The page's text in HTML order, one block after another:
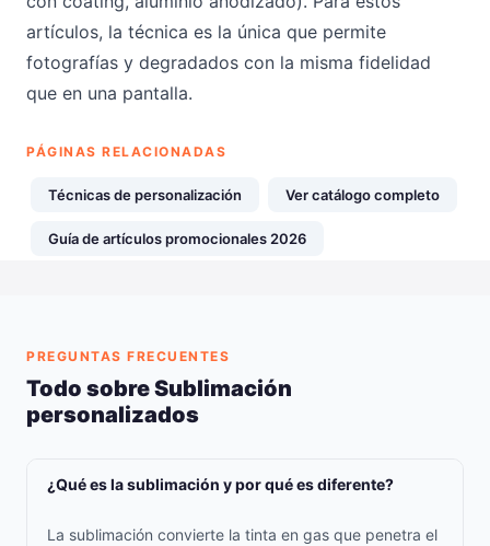
artículos, la técnica es la única que permite
fotografías y degradados con la misma fidelidad
que en una pantalla.
PÁGINAS RELACIONADAS
Técnicas de personalización Ver catálogo completo
Guía de artículos promocionales 2026
PREGUNTAS FRECUENTES
Todo sobre Sublimación
personalizados
¿Qué es la sublimación y por qué es diferente?
La sublimación convierte la tinta en gas que penetra el